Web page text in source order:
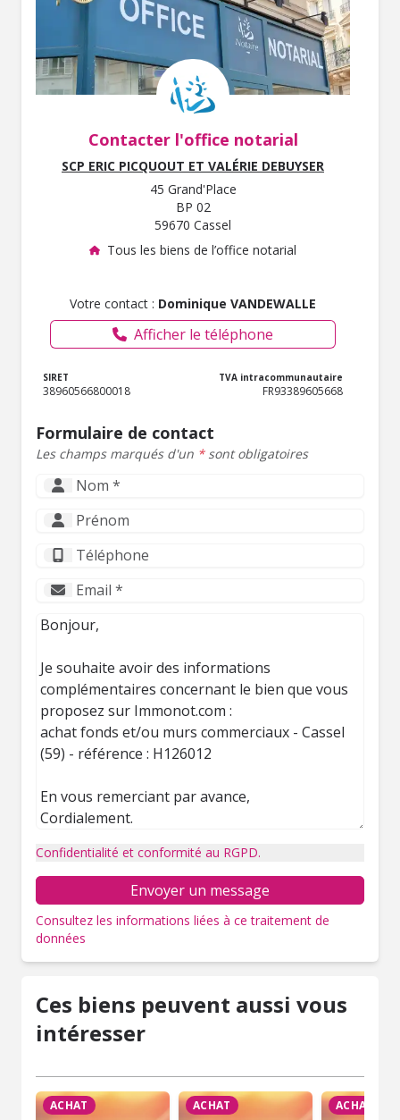
Contacter l'office notarial
SCP ERIC PICQUOUT ET VALÉRIE DEBUYSER
45 Grand'Place
BP 02
59670 Cassel
Tous les biens de l’office notarial
Votre contact : Dominique VANDEWALLE
Afficher le téléphone
SIRET
38960566800018
TVA intracommunautaire
FR93389605668
Formulaire de contact
Les champs marqués d'un *sont obligatoires
Confidentialité et conformité au RGPD.
Envoyer un message
Consultez les informations liées à ce traitement de
données
Ces biens peuvent aussi vous
intéresser
ACHAT ACHAT ACHAT